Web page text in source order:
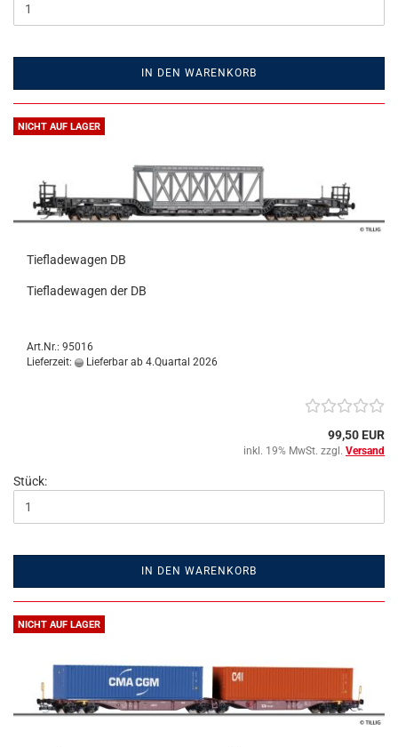
IN DEN WARENKORB
NICHT AUF LAGER
Tiefladewagen DB
Tiefladewagen der DB
Art.Nr.: 95016
Lieferzeit:
Lieferbar ab 4.Quartal 2026
99,50 EUR
inkl. 19% MwSt. zzgl. Versand
Stück:
IN DEN WARENKORB
NICHT AUF LAGER